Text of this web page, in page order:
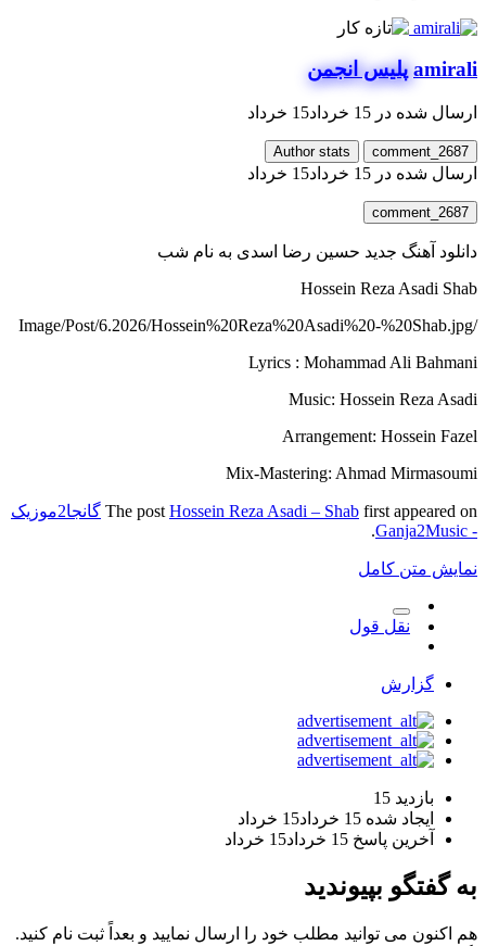
amirali پلیس انجمن
ارسال شده در 15 خرداد 15 خرداد
comment_2687
Author stats
ارسال شده در 15 خرداد 15 خرداد
comment_2687
دانلود آهنگ جدید حسین رضا اسدی به نام شب
Hossein Reza Asadi Shab
/Image/Post/6.2026/Hossein%20Reza%20Asadi%20-%20Shab.jpg
Lyrics : Mohammad Ali Bahmani
Music: Hossein Reza Asadi
Arrangement: Hossein Fazel
Mix-Mastering: Ahmad Mirmasoumi
The post Hossein Reza Asadi – Shab first appeared on
گانجا2موزیک
- Ganja2Music
.
نمایش متن کامل
نقل قول
گزارش
بازدید 15
ایجاد شده 15 خرداد
15 خرداد
آخرین پاسخ 15 خرداد 15 خرداد
به گفتگو بپیوندید
هم اکنون می توانید مطلب خود را ارسال نمایید و بعداً ثبت نام کنید.